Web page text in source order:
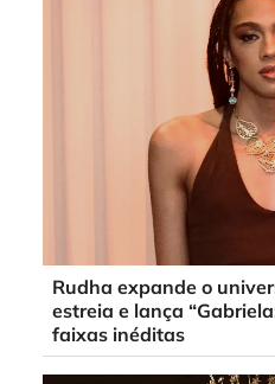
Rudha expande o
estreia e lança
faixas inéditas